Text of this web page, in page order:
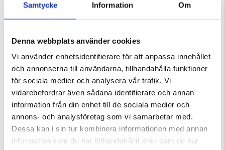
Samtycke Information Om
Denna webbplats använder cookies
Vi använder enhetsidentifierare för att anpassa innehållet
och annonserna till användarna, tillhandahålla funktioner
för sociala medier och analysera vår trafik. Vi
vidarebefordrar även sådana identifierare och annan
information från din enhet till de sociala medier och
annons- och analysföretag som vi samarbetar med.
Dessa kan i sin tur kombinera informationen med annan
information som du har tillhandahållit eller som de har
på elegansen.
- Laddning när du är på språng: Fullt kompatibel med MagSafe-laddare och
praktiska egenskaper. Den elektropläterade glitterdesignen ger en unik glans,
kompatibilitet är det lika funktionellt som det är snyggt.
Intressanta fakta
Elektropläteringsteknik används ofta i premium-telefonskal för att uppnå en
spegelliknande metallfinish som motstår blekning och missfärgning. Detta gör
ditt glitterfodral inte bara till en modeaccessoar utan också till en långvarig
skyddslösning för din iPhone 17 Pro Max/18 Pro Max.
Kompatibilitet: iPhone 17 Pro Max, iPhone 18 Pro Max
Bulk
EAN: 5714122594044
Relaterade kategorier:
Mobiltillbehör , iPhone Skal & Tillbehör
iPhone 17 Pro
Max Skal & Tillbehör